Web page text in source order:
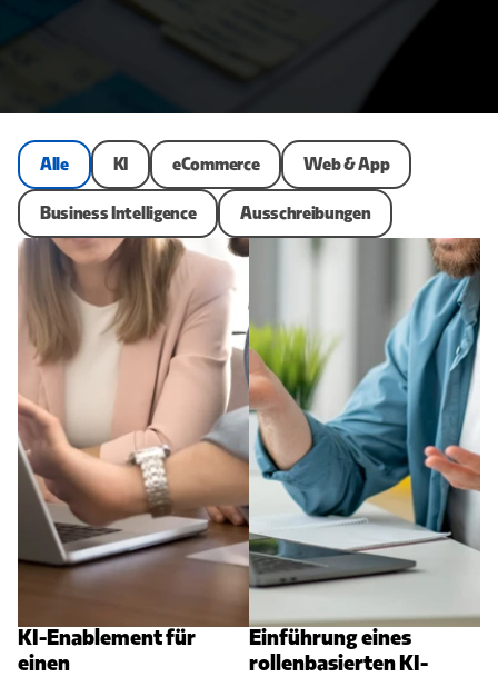
Alle KI eCommerce Web & App
Business Intelligence Ausschreibungen
KI-Enablement für
einen
Einführung eines
rollenbasierten KI-